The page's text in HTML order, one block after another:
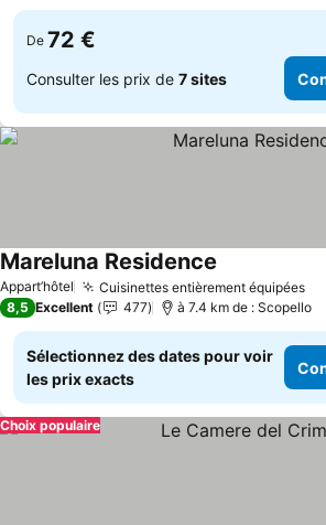
De 72 €
Consulter les prix de 7 sites
Appart’hôtel Cuisinettes entièrement équipées
Mareluna Residence
8,5 Excellent 477 à 7.4 km de : Scopello
Sélectionnez des dates pour voir
les prix exacts
Choix populaire